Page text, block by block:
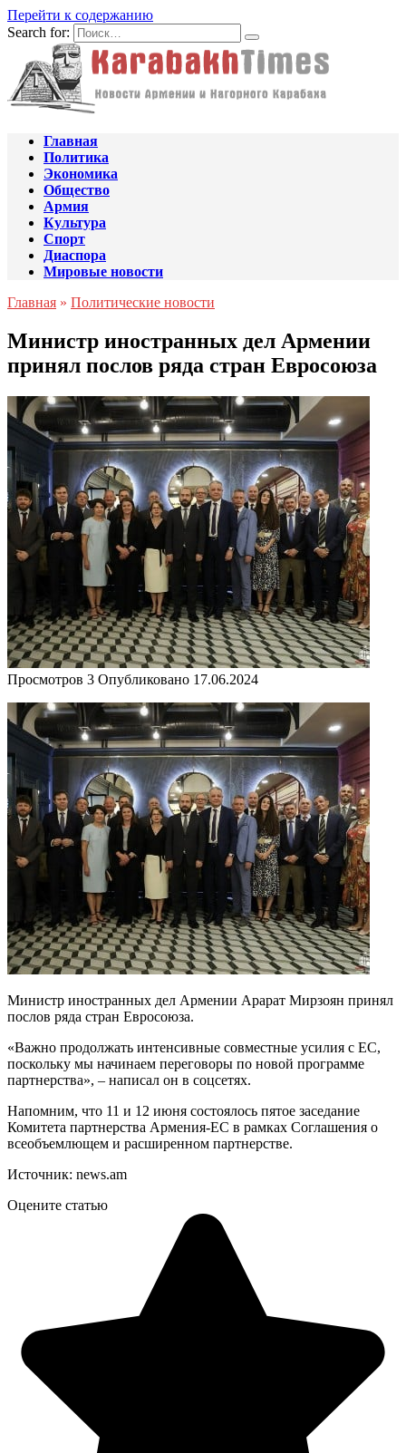
Перейти к содержанию
Search for:
Главная
Политика
Экономика
Общество
Армия
Культура
Спорт
Диаспора
Мировые новости
Главная » Политические новости
Министр иностранных дел Армении
принял послов ряда стран Евросоюза
Просмотров 3 Опубликовано 17.06.2024
Министр иностранных дел Армении Арарат Мирзоян принял
послов ряда стран Евросоюза.
«Важно продолжать интенсивные совместные усилия с ЕС,
поскольку мы начинаем переговоры по новой программе
партнерства», – написал он в соцсетях.
Напомним, что 11 и 12 июня состоялось пятое заседание
Комитета партнерства Армения-ЕС в рамках Соглашения о
всеобъемлющем и расширенном партнерстве.
Источник: news.am
Оцените статью